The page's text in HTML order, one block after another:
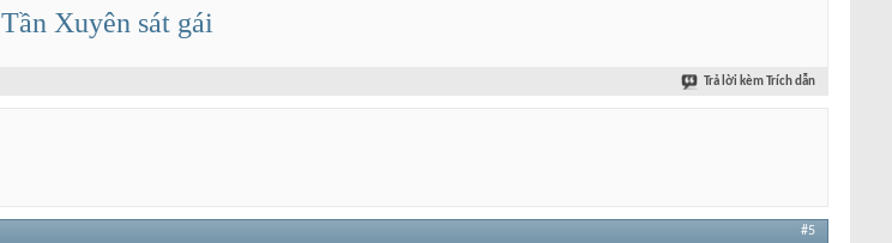
Tần Xuyên sát gái
Trả lời kèm Trích dẫn
#5